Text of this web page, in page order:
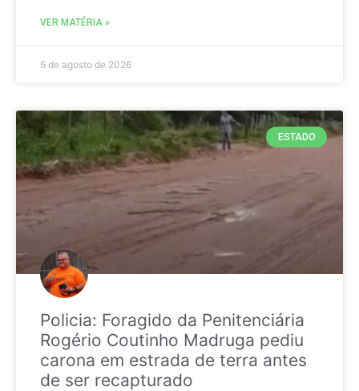
VER MATÉRIA »
5 de agosto de 2026
ESTADO
Policia: Foragido da Penitenciária
Rogério Coutinho Madruga pediu
carona em estrada de terra antes
de ser recapturado